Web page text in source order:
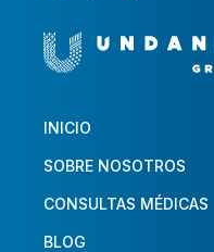
INICIO
SOBRE NOSOTROS
CONSULTAS MÉDICAS
BLOG